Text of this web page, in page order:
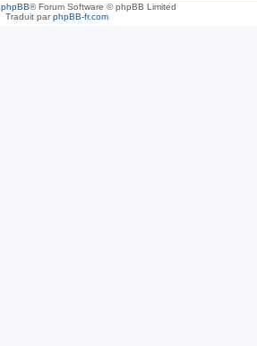
phpBB® Forum Software © phpBB Limited
Traduit parphpBB-fr.com